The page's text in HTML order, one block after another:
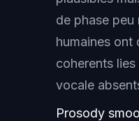
de phase peu
humaines ont
coherents
vocale
Prosody